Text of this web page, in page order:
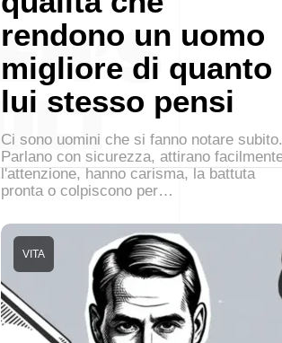
rendono un uomo
migliore di quanto
lui stesso pensi
Ci sono uomini che si fanno notare subito.
Parlano con sicurezza, attirano
l'attenzione, hanno carisma, la battuta
pronta o colpiscono per…
VITA